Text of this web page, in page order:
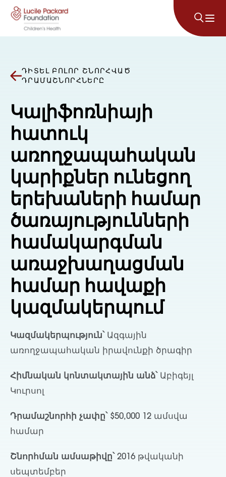
Անցնել բովանդակությանը
ԴԻՏԵԼ ԲՈԼՈՐ ՇՆՈՐՀՎԱԾ
ԴՐԱՄԱՇՆՈՐՀՆԵՐԸ
Կալիֆոռնիայի
հատուկ
առողջապահական
կարիքներ ունեցող
երեխաների համար
ծառայությունների
համակարգման
առաջխաղացման
համար հավաքի
կազմակերպում
Կազմակերպություն՝
Ազգային
առողջապահական իրավունքի ծրագիր
Հիմնական կոնտակտային անձ՝ Աբիգեյլ
Կուրսոլ
Դրամաշնորհի չափը՝
$50,000 12 ամսվա
համար
Շնորհման ամսաթիվը՝ 2016 թվականի
սեպտեմբեր